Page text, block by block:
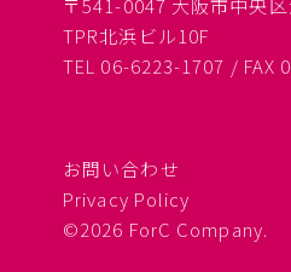
〒541-0047 大阪市中央
TPR北浜ビル10F
TEL 06-6223-1707 / FAX
お問い合わせ
Privacy Policy
©2026 ForC Company.